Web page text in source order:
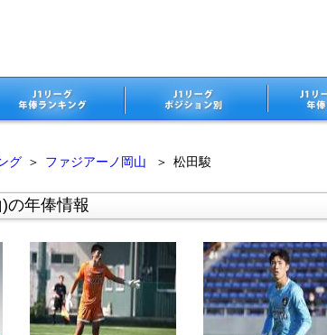
グ ＞ ファジアーノ岡山 ＞ 松田駿
の年俸情報